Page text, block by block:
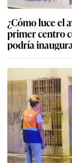
¿Cómo luce el
primer centro
podría